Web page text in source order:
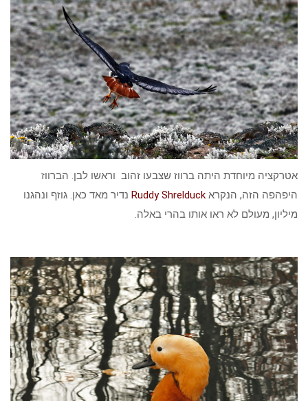
אטרקציה מיוחדת היתה ברווז שצבעו זהוב וראשו לבן. הברווז
היפהפה הזה, הנקרא Ruddy Shrelduck נדיר מאד כאן. גוזף ונהגנו
מיליון, מעולם לא ראו אותו בהרי באלה.